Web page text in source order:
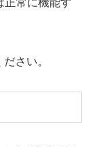
正常に機能す
さい。